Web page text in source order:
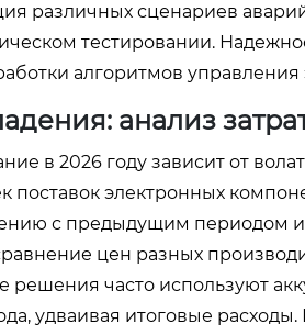
различных сценариев
тестировании.
алгоритмов
анализ
в 2026 году зависит от
электронных
с предыдущим периодом
цен разных
часто используют
удваивая итоговые